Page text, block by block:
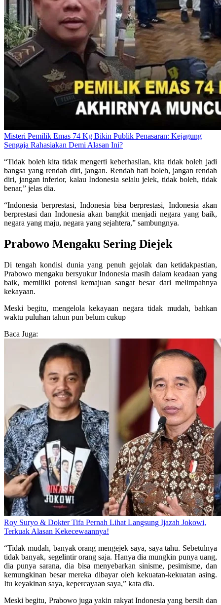
Misteri Pemilik Emas 74 Kg Bikin Publik Penasaran: Kejagung
Sengaja Rahasiakan Demi Alasan Ini?
“Tidak boleh kita tidak mengerti keberhasilan, kita tidak boleh jadi
bangsa yang rendah diri, jangan. Rendah hati boleh, jangan rendah
diri, jangan inferior, kalau Indonesia selalu jelek, tidak boleh, tidak
benar,” jelas dia.
“Indonesia berprestasi, Indonesia bisa berprestasi, Indonesia akan
berprestasi dan Indonesia akan bangkit menjadi negara yang baik,
negara yang maju, negara yang sejahtera,” sambungnya.
Prabowo Mengaku Sering Diejek
Di tengah kondisi dunia yang penuh gejolak dan ketidakpastian,
Prabowo mengaku bersyukur Indonesia masih dalam keadaan yang
baik, memiliki potensi kemajuan sangat besar dari melimpahnya
kekayaan.
Meski begitu, mengelola kekayaan negara tidak mudah, bahkan
waktu puluhan tahun pun belum cukup
Baca Juga:
Roy Suryo & Dokter Tifa Pernah Lihat Langsung Ijazah Jokowi,
Terkuak Alasan Kekecewaannya!
“Tidak mudah, banyak orang mengejek saya, saya tahu. Sebetulnya
tidak banyak, segelintir orang saja. Hanya dia mungkin punya uang,
dia punya sarana, dia bisa menyebarkan sinisme, pesimisme, dan
kemungkinan besar mereka dibayar oleh kekuatan-kekuatan asing.
Itu keyakinan saya, kepercayaan saya,” kata dia.
Meski begitu, Prabowo juga yakin rakyat Indonesia yang bersih dan